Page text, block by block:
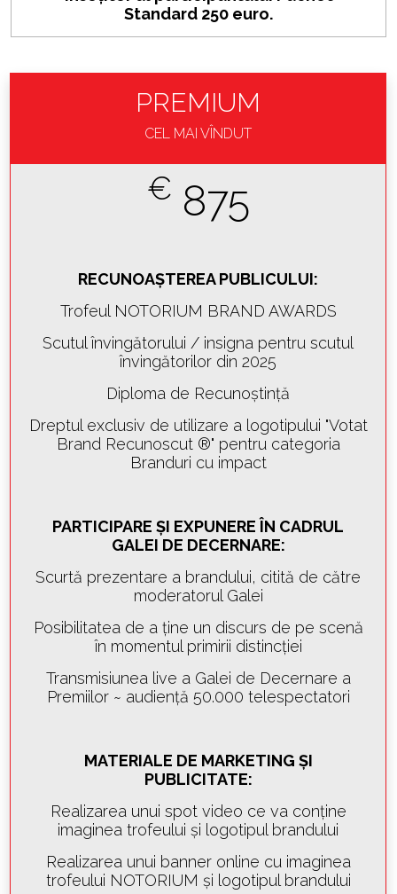
Standard 250 euro.
PREMIUM
CEL MAI VÎNDUT
€ 875
RECUNOAȘTEREA PUBLICULUI:
Trofeul NOTORIUM BRAND AWARDS
Scutul învingătorului / insigna pentru scutul
învingătorilor din 2025
Diploma de Recunoștință
Dreptul exclusiv de utilizare a logotipului "Votat
Brand Recunoscut ®" pentru categoria
Branduri cu impact
PARTICIPARE ȘI EXPUNERE ÎN CADRUL
GALEI DE DECERNARE:
Scurtă prezentare a brandului, citită de către
moderatorul Galei
Posibilitatea de a ține un discurs de pe scenă
în momentul primirii distincției
Transmisiunea live a Galei de Decernare a
Premiilor ~ audiență 50.000 telespectatori
MATERIALE DE MARKETING ȘI
PUBLICITATE:
Realizarea unui spot video ce va conține
imaginea trofeului și logotipul brandului
Realizarea unui banner online cu imaginea
trofeului NOTORIUM și logotipul brandului